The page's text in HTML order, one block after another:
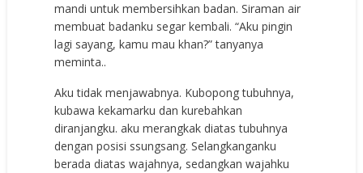
mandi untuk membersihkan badan. Siraman air
membuat badanku segar kembali. “Aku pingin
lagi sayang, kamu mau khan?” tanyanya
meminta..
Aku tidak menjawabnya. Kubopong tubuhnya,
kubawa kekamarku dan kurebahkan
diranjangku. aku merangkak diatas tubuhnya
dengan posisi ssungsang. Selangkanganku
berada diatas wajahnya, sedangkan wajahku